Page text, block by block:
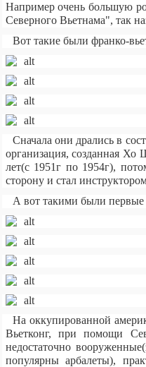
Например очень большую
Северного Вьетнама", так
Вот такие были франко-
Сначала они дрались в
организация, созданная
лет(с 1951г по 1954г),
сторону и стал
А вот такими были
На оккупированной
Вьетконг, при помощи
недостаточно
популярны арбалеты),